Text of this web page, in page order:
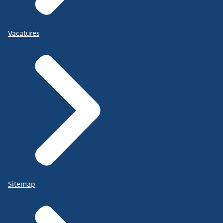
Vacatures
Sitemap